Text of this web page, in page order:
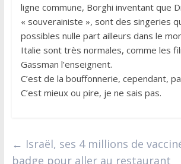
ligne commune, Borghi inventant que
« souverainiste », sont des singeries
possibles nulle part ailleurs dans le
Italie sont très normales, comme les
Gassman l’enseignent.
C’est de la bouffonnerie, cependant,
C’est mieux ou pire, je ne sais pas.
← Israël, ses 4 millions de
badge pour aller au restaurant